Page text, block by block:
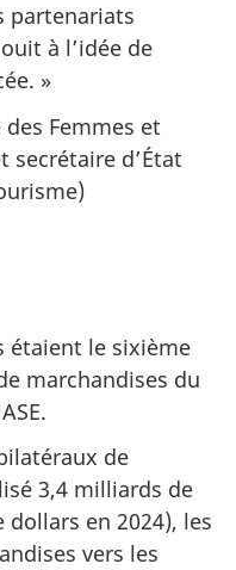
partenariats
à l’idée de
»
Femmes et
secrétaire d’État
étaient le sixième
marchandises du
de
3,4 milliards de
en 2024), les
vers les